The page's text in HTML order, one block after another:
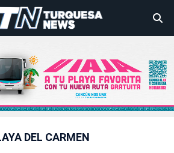
DEL CARMEN